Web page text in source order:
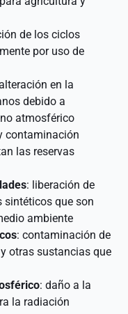
de los ciclos
por uso de
en la
debido a
atmosférico
contaminación
las reservas
: liberación de
que son
ambiente
: contaminación de
otras sustancias que
: daño a la
la radiación